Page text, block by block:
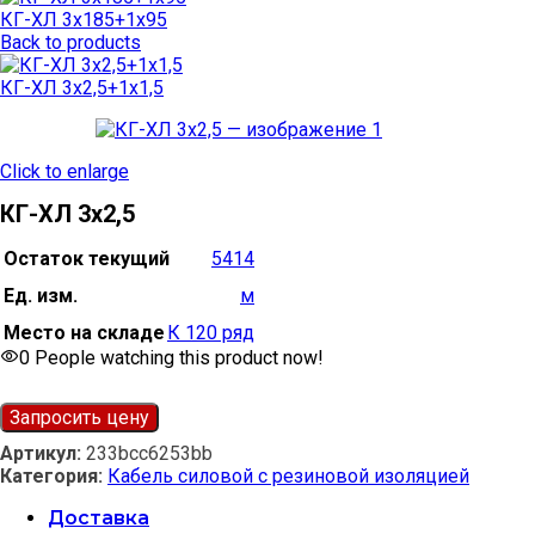
КГ-ХЛ 3х185+1х95
Back to products
КГ-ХЛ 3х2,5+1х1,5
Click to enlarge
КГ-ХЛ 3х2,5
Остаток текущий
5414
Ед. изм.
м
Место на складе К 120 ряд
0 People watching this product now!
Запросить цену
Артикул: 233bcc6253bb
Категория: Кабель силовой с резиновой изоляцией
Доставка